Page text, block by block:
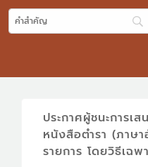
ประกาศผู้ชนะการเ
หนังสือตำรา (ภาษ
รายการ โดยวิธีเฉพา